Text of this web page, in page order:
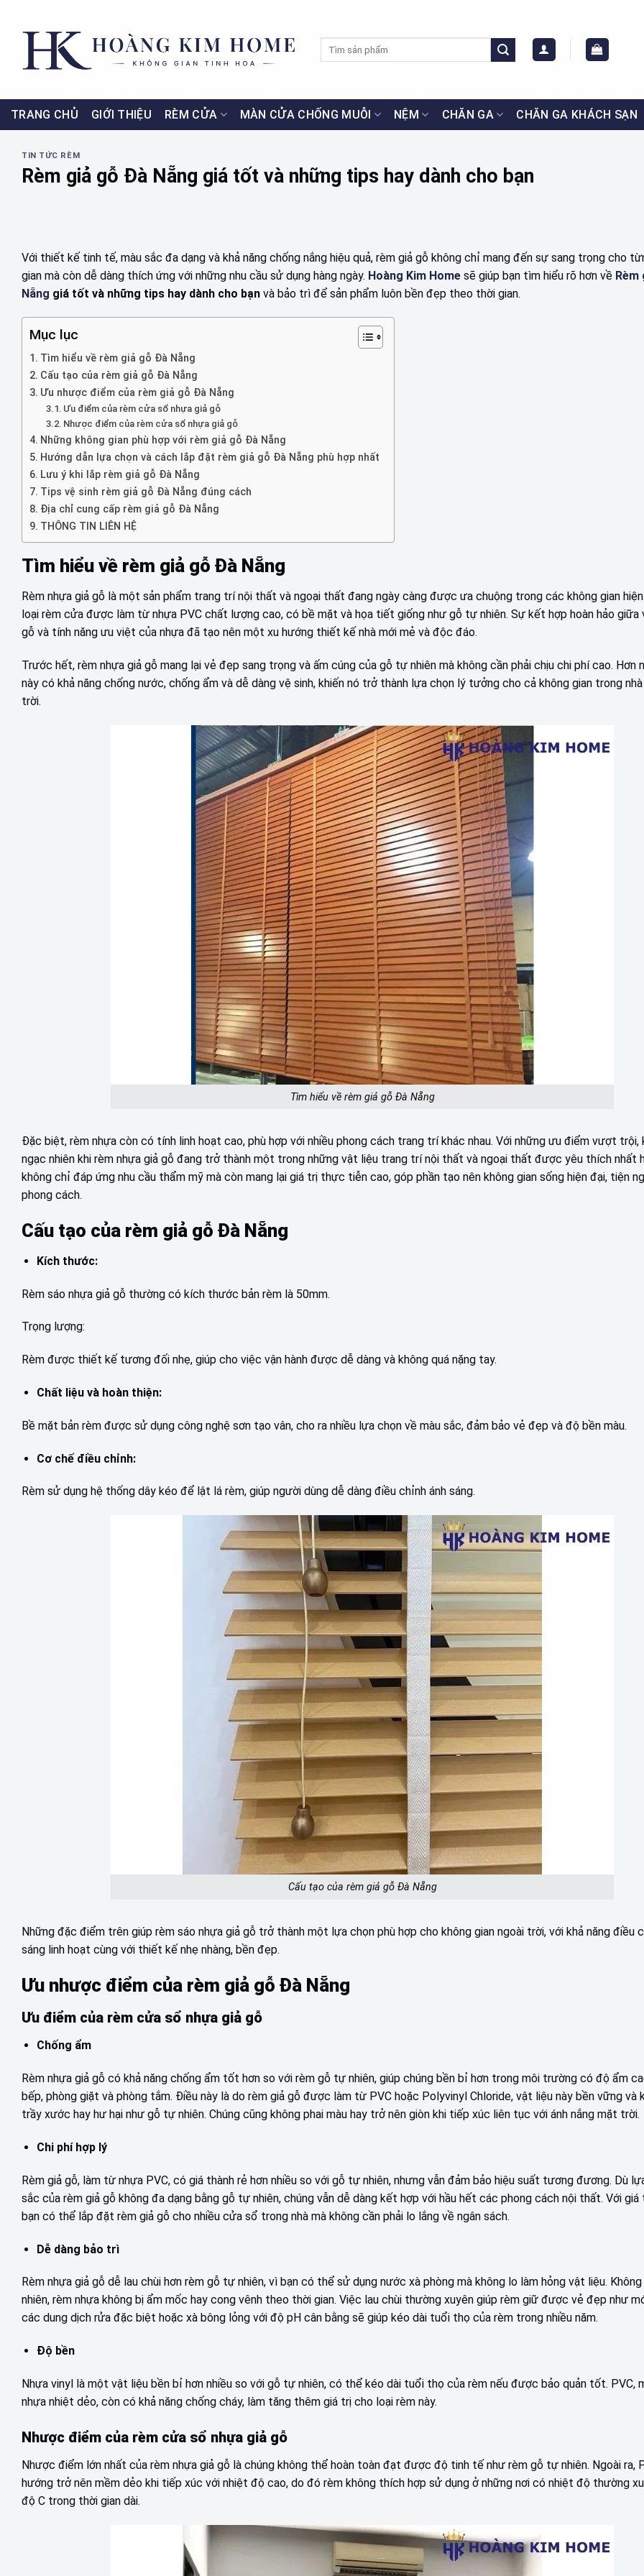
TRANG CHỦ GIỚI THIỆU RÈM CỬA MÀN CỬA CHỐNG MUỖI NỆM CHĂN GA CHĂN GA KHÁCH SẠN
TIN TỨC RÈM
Rèm giả gỗ Đà Nẵng giá tốt và những tips hay dành cho bạn
Với thiết kế tinh tế, màu sắc đa dạng và khả năng chống nắng hiệu quả, rèm giả gỗ không chỉ mang đến sự sang trọng cho
gian mà còn dễ dàng thích ứng với những nhu cầu sử dụng hàng ngày. Hoàng Kim Home sẽ giúp bạn tìm hiểu rõ hơn về Rèm
Nẵng giá tốt và những tips hay dành cho bạn và bảo trì để sản phẩm luôn bền đẹp theo thời gian.
Mục lục
Tìm hiểu về rèm giả gỗ Đà Nẵng
Cấu tạo của rèm giả gỗ Đà Nẵng
Ưu nhược điểm của rèm giả gỗ Đà Nẵng
Ưu điểm của rèm cửa sổ nhựa giả gỗ
Nhược điểm của rèm cửa sổ nhựa giả gỗ
Những không gian phù hợp với rèm giả gỗ Đà Nẵng
Hướng dẫn lựa chọn và cách lắp đặt rèm giả gỗ Đà Nẵng phù hợp nhất
Lưu ý khi lắp rèm giả gỗ Đà Nẵng
Tips vệ sinh rèm giả gỗ Đà Nẵng đúng cách
Địa chỉ cung cấp rèm giả gỗ Đà Nẵng
THÔNG TIN LIÊN HỆ
Tìm hiểu về rèm giả gỗ Đà Nẵng
Rèm nhựa giả gỗ là một sản phẩm trang trí nội thất và ngoại thất đang ngày càng được ưa chuộng trong các không gian
loại rèm cửa được làm từ nhựa PVC chất lượng cao, có bề mặt và họa tiết giống như gỗ tự nhiên. Sự kết hợp hoàn hảo giữa
gỗ và tính năng ưu việt của nhựa đã tạo nên một xu hướng thiết kế nhà mới mẻ và độc đáo.
Trước hết, rèm nhựa giả gỗ mang lại vẻ đẹp sang trọng và ấm cúng của gỗ tự nhiên mà không cần phải chịu chi phí cao. Hơn
này có khả năng chống nước, chống ẩm và dễ dàng vệ sinh, khiến nó trở thành lựa chọn lý tưởng cho cả không gian trong
trời.
Tìm hiểu về rèm giả gỗ Đà Nẵng
Đặc biệt, rèm nhựa còn có tính linh hoạt cao, phù hợp với nhiều phong cách trang trí khác nhau. Với những ưu điểm vượt trội,
ngạc nhiên khi rèm nhựa giả gỗ đang trở thành một trong những vật liệu trang trí nội thất và ngoại thất được yêu thích nhất
không chỉ đáp ứng nhu cầu thẩm mỹ mà còn mang lại giá trị thực tiễn cao, góp phần tạo nên không gian sống hiện đại, tiện
phong cách.
Cấu tạo của rèm giả gỗ Đà Nẵng
Kích thước:
Rèm sáo nhựa giả gỗ thường có kích thước bản rèm là 50mm.
Trọng lượng:
Rèm được thiết kế tương đối nhẹ, giúp cho việc vận hành được dễ dàng và không quá nặng tay.
Chất liệu và hoàn thiện:
Bề mặt bản rèm được sử dụng công nghệ sơn tạo vân, cho ra nhiều lựa chọn về màu sắc, đảm bảo vẻ đẹp và độ bền màu.
Cơ chế điều chỉnh:
Rèm sử dụng hệ thống dây kéo để lật lá rèm, giúp người dùng dễ dàng điều chỉnh ánh sáng.
Cấu tạo của rèm giả gỗ Đà Nẵng
Những đặc điểm trên giúp rèm sáo nhựa giả gỗ trở thành một lựa chọn phù hợp cho không gian ngoài trời, với khả năng điều
sáng linh hoạt cùng với thiết kế nhẹ nhàng, bền đẹp.
Ưu nhược điểm của rèm giả gỗ Đà Nẵng
Ưu điểm của rèm cửa sổ nhựa giả gỗ
Chống ẩm
Rèm nhựa giả gỗ có khả năng chống ẩm tốt hơn so với rèm gỗ tự nhiên, giúp chúng bền bỉ hơn trong môi trường có độ ẩm
bếp, phòng giặt và phòng tắm. Điều này là do rèm giả gỗ được làm từ PVC hoặc Polyvinyl Chloride, vật liệu này bền vững và
trầy xước hay hư hại như gỗ tự nhiên. Chúng cũng không phai màu hay trở nên giòn khi tiếp xúc liên tục với ánh nắng mặt trời.
Chi phí hợp lý
Rèm giả gỗ, làm từ nhựa PVC, có giá thành rẻ hơn nhiều so với gỗ tự nhiên, nhưng vẫn đảm bảo hiệu suất tương đương. Dù
sắc của rèm giả gỗ không đa dạng bằng gỗ tự nhiên, chúng vẫn dễ dàng kết hợp với hầu hết các phong cách nội thất. Với giá
bạn có thể lắp đặt rèm giả gỗ cho nhiều cửa sổ trong nhà mà không cần phải lo lắng về ngân sách.
Dễ dàng bảo trì
Rèm nhựa giả gỗ dễ lau chùi hơn rèm gỗ tự nhiên, vì bạn có thể sử dụng nước xà phòng mà không lo làm hỏng vật liệu.
nhiên, rèm nhựa không bị ẩm mốc hay cong vênh theo thời gian. Việc lau chùi thường xuyên giúp rèm giữ được vẻ đẹp như
các dung dịch rửa đặc biệt hoặc xà bông lỏng với độ pH cân bằng sẽ giúp kéo dài tuổi thọ của rèm trong nhiều năm.
Độ bền
Nhựa vinyl là một vật liệu bền bỉ hơn nhiều so với gỗ tự nhiên, có thể kéo dài tuổi thọ của rèm nếu được bảo quản tốt. PVC,
nhựa nhiệt dẻo, còn có khả năng chống cháy, làm tăng thêm giá trị cho loại rèm này.
Nhược điểm của rèm cửa sổ nhựa giả gỗ
Nhược điểm lớn nhất của rèm nhựa giả gỗ là chúng không thể hoàn toàn đạt được độ tinh tế như rèm gỗ tự nhiên. Ngoài ra,
hướng trở nên mềm dẻo khi tiếp xúc với nhiệt độ cao, do đó rèm không thích hợp sử dụng ở những nơi có nhiệt độ thường
độ C trong thời gian dài.